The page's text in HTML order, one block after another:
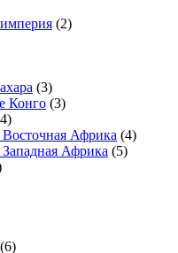
(2)
(3)
Конго (3)
Восточная Африка (4)
Западная Африка (5)
(6)